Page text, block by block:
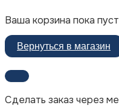
Ваша корзина пока
Вернуться в магазин
Сделать заказ через